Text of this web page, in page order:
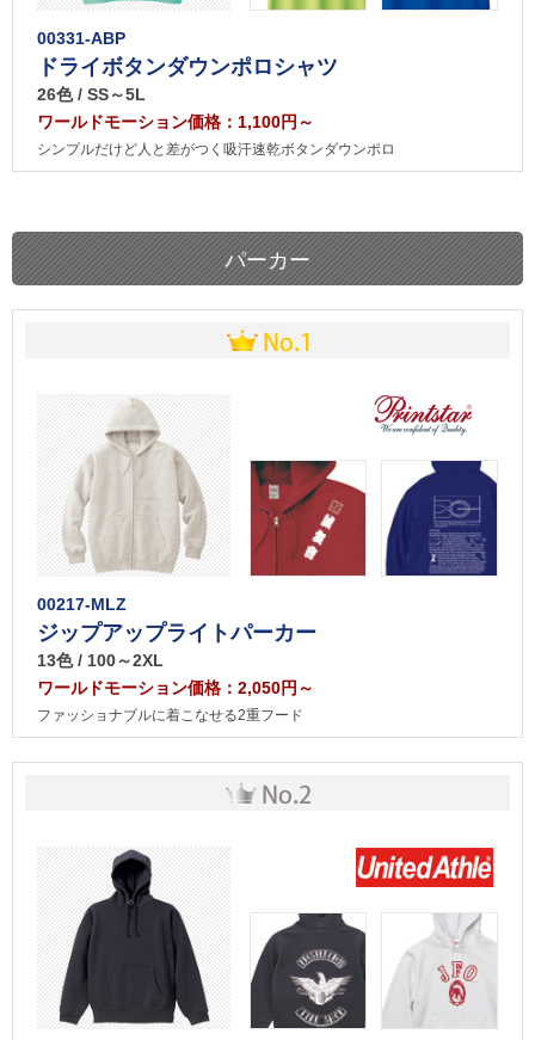
00331-ABP
ドライボタンダウンポロシャツ
26色 / SS～5L
ワールドモーション価格：1,100円～
シンプルだけど人と差がつく吸汗速乾ボタンダウンポロ
パーカー
00217-MLZ
ジップアップライトパーカー
13色 / 100～2XL
ワールドモーション価格：2,050円～
ファッショナブルに着こなせる2重フード